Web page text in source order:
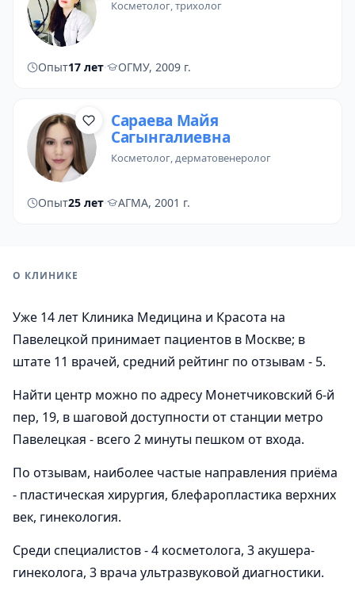
косметолог,трихолог
Опыт17 лет· ОГМУ, 2009 г.
Сараева Майя
Сагынгалиевна
косметолог, дерматовенеролог
Опыт25 лет· АГМА, 2001 г.
О КЛИНИКЕ
Уже 14 лет Клиника Медицина и Красота на
Павелецкой принимает пациентов в Москве; в
штате 11 врачей, средний рейтинг по отзывам - 5.
Найти центр можно по адресу Монетчиковский 6-й
пер, 19, в шаговой доступности от станции метро
Павелецкая - всего 2 минуты пешком от входа.
По отзывам, наиболее частые направления приёма
- пластическая хирургия, блефаропластика верхних
век, гинекология.
Среди специалистов - 4 косметолога, 3 акушера-
гинеколога, 3 врача ультразвуковой диагностики.